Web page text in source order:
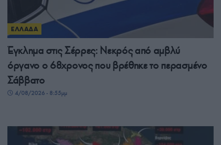
ΕΛΛΑΔΑ
Έγκλημα στις Σέρρες: Νεκρός από αμβλύ
όργανο ο 68χρονος που βρέθηκε το περασμένο
Σάββατο
4/08/2026 - 8:55μμ